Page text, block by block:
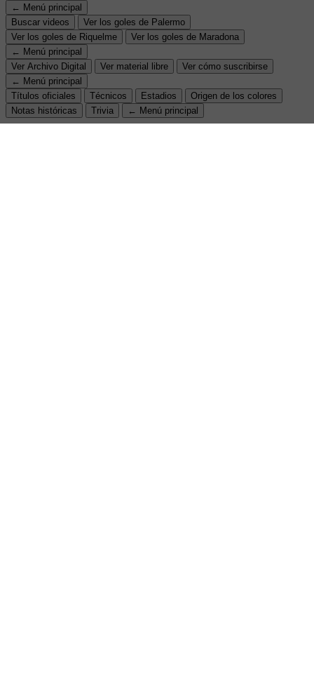
← Menú principal
Buscar videos
Ver los goles de Palermo
Ver los goles de Riquelme
Ver los goles de Maradona
← Menú principal
Ver Archivo Digital
Ver material libre
Ver cómo suscribirse
← Menú principal
Títulos oficiales
Técnicos Estadios
Origen de los colores
Notas históricas
Trivia ← Menú principal